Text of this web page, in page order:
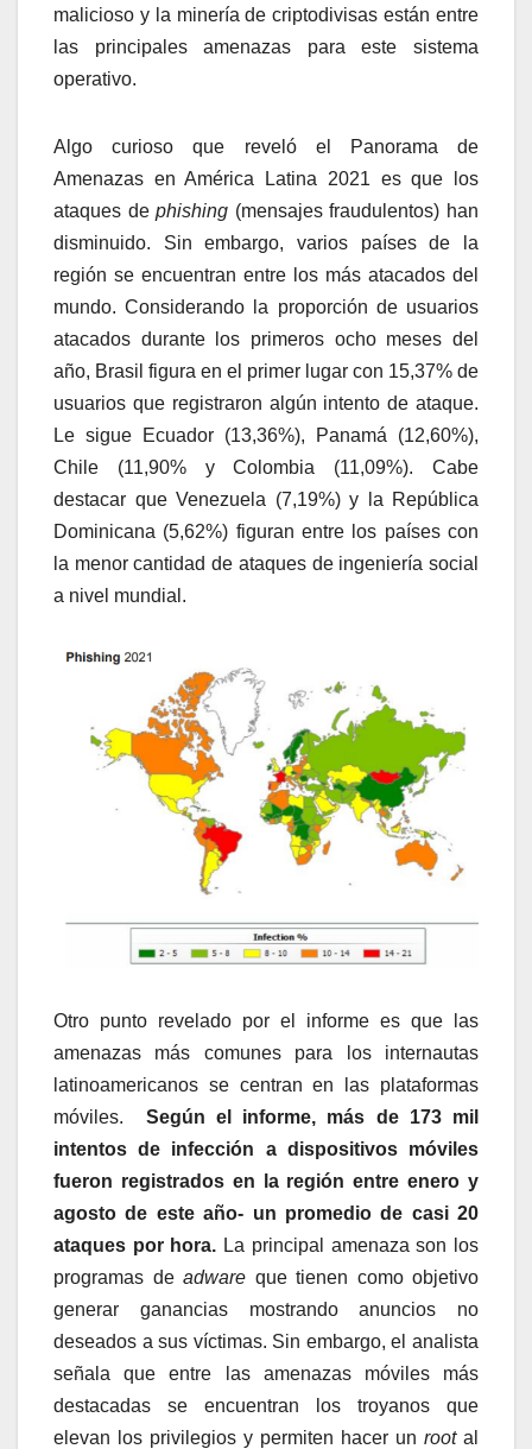
malicioso y la minería de criptodivisas están entre
las principales amenazas para este sistema
operativo.
Algo curioso que reveló el Panorama de
Amenazas en América Latina 2021 es que los
ataques dephishing (mensajes fraudulentos) han
disminuido. Sin embargo, varios países de la
región se encuentran entre los más atacados del
mundo. Considerando la proporción de usuarios
atacados durante los primeros ocho meses del
año, Brasil figura en el primer lugar con 15,37% de
usuarios que registraron algún intento de ataque.
Le sigue Ecuador (13,36%), Panamá (12,60%),
Chile (11,90% y Colombia (11,09%). Cabe
destacar que Venezuela (7,19%) y la República
Dominicana (5,62%) figuran entre los países con
la menor cantidad de ataques de ingeniería social
a nivel mundial.
Otro punto revelado por el informe es que las
amenazas más comunes para los internautas
latinoamericanos se centran en las plataformas
móviles. Según el informe, más de 173 mil
intentos de infección a dispositivos móviles
fueron registrados en la región entre enero y
agosto de este año- un promedio de casi 20
ataques por hora. La principal amenaza son los
programas de adware que tienen como objetivo
generar ganancias mostrando anuncios no
deseados a sus víctimas. Sin embargo, el analista
señala que entre las amenazas móviles más
destacadas se encuentran los troyanos que
elevan los privilegios y permiten hacer un root al